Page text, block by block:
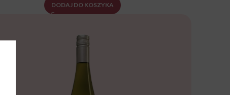
DODAJ DO KOSZYKA